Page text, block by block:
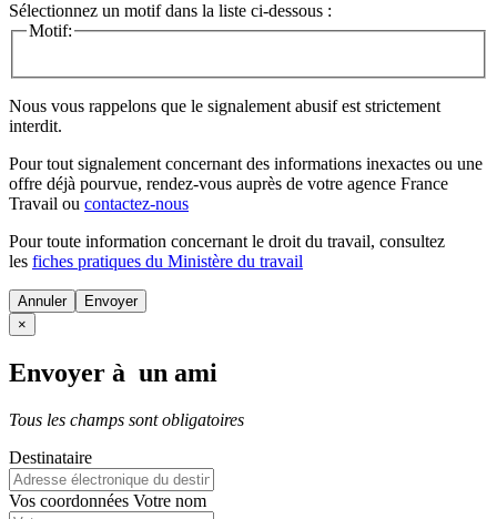
Sélectionnez un motif dans la liste ci-dessous :
Motif:
Nous vous rappelons que le signalement abusif est strictement
interdit.
Pour tout signalement concernant des informations inexactes ou une
offre déjà pourvue, rendez-vous auprès de votre agence France
Travail ou contactez-nous
Pour toute information concernant le droit du travail, consultez
les fiches pratiques du Ministère du travail
Annuler
×
Envoyer à un ami
Tous les champs sont obligatoires
Destinataire
Vos coordonnées Votre nom